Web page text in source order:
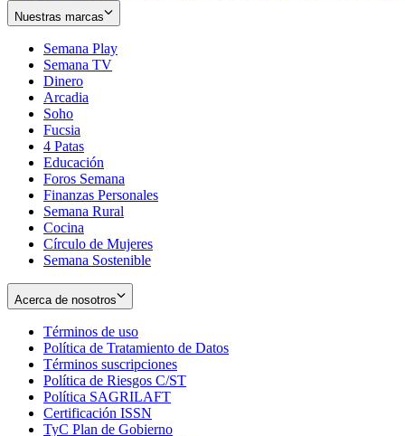
Nuestras marcas
Semana Play
Semana TV
Dinero
Arcadia
Soho
in
new
window
Fucsia
in
new
window
4 Patas
Educación
Foros Semana
Finanzas Personales
Semana Rural
Cocina
Círculo de Mujeres
Semana Sostenible
Acerca de nosotros
Términos de uso
in
new
window
Política de Tratamiento de Datos
Términos suscripciones
in
Política de Riesgos C/ST
Política SAGRILAFT
new
Certificación ISSN
in
TyC Plan de Gobierno